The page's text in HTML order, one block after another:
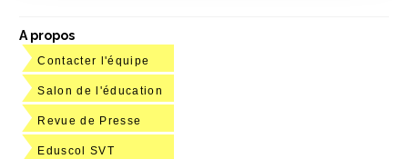
A propos
Contacter l'équipe
Salon de l'éducation
Revue de Presse
Eduscol SVT